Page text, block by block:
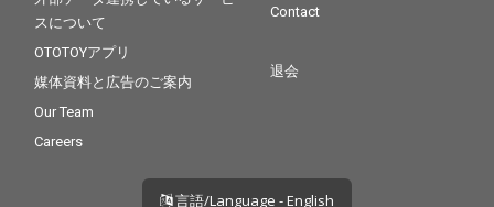
スについて
OTOTOYアプリ
媒体資料と広告のご案内
Our Team
Careers
Contact
退会
言語/Language - English